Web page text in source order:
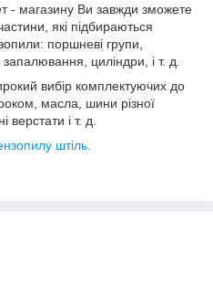
- магазину Ви завжди зможете
які підбираються
поршневі групи,
циліндри, і т. д.
вибір комплектуючих до
масла, шини різної
верстати і т. д.
штіль.